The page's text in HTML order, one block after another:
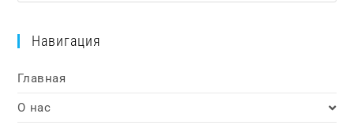
Навигация
Главная
О нас